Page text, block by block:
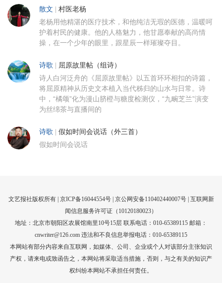
散文 | 村医老杨
老杨用他精湛的医疗技术，和他纯洁无瑕的医德，温暖呵
护着村民的健康。他的人格魅力，他甘愿奉献的高尚情
操，在一个少年的眼里，跟星辰一样璀璨夺目。
诗歌 | 屈原故里帖（组诗）
诗人白河泛舟的《屈原故里帖》以五首环环相扣的诗篇，
将屈原精神从历史文本植入当代秭归的山水与日常。诗
中，“橘颂”化为漫山脐橙与糖度检测仪，“九畹芝兰”演变
为丝绵茶与直播间的
诗歌 | 假如时间会说话（外三首）
假如时间会说话
文艺报社版权所有 | 京ICP备16044554号| 京公网安备110402440007号 | 互联网新
闻信息服务许可证（10120180023）
地址：北京市朝阳区农展馆南里10号15层 联系电话：010-65389115 邮箱：
cnwriter@126.com 违法和不良信息举报电话：010-65389115
本网站有部分内容来自互联网，如媒体、公司、企业或个人对该部分主张知识
产权，请来电或致函告之，本网站将采取适当措施，否则，与之有关的知识产
权纠纷本网站不承担任何责任。